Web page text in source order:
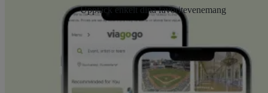
Upptäck enkelt dina favoritevenemang